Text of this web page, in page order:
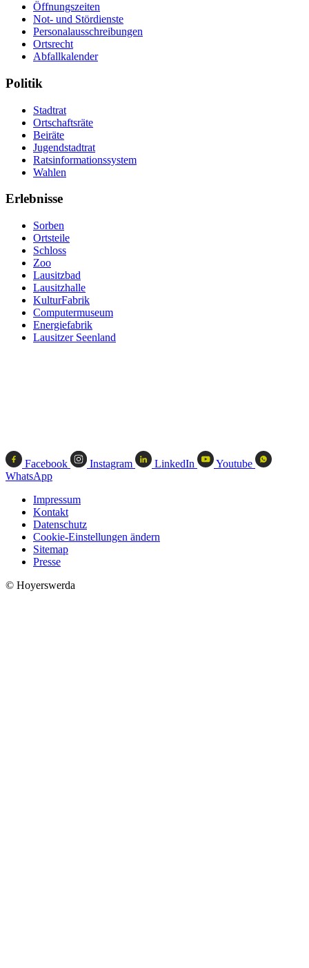
Öffnungszeiten
Not- und Stördienste
Personalausschreibungen
Ortsrecht
Abfallkalender
Politik
Stadtrat
Ortschaftsräte
Beiräte
Jugendstadtrat
Ratsinformationssystem
Wahlen
Erlebnisse
Sorben
Ortsteile
Schloss
Zoo
Lausitzbad
Lausitzhalle
KulturFabrik
Computermuseum
Energiefabrik
Lausitzer Seenland
Facebook Instagram LinkedIn
Youtube
WhatsApp
Impressum
Kontakt
Datenschutz
Cookie-Einstellungen ändern
Sitemap
Presse
© Hoyerswerda